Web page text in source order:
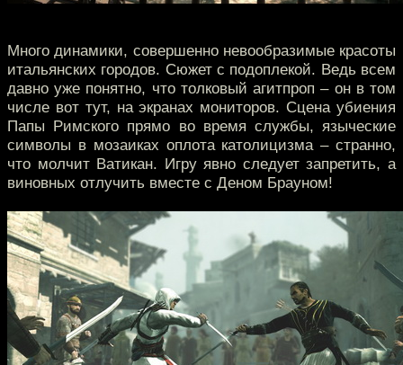
Много динамики, совершенно невообразимые красоты
итальянских городов. Сюжет с подоплекой. Ведь всем
давно уже понятно, что толковый агитпроп – он в том
числе вот тут, на экранах мониторов. Сцена убиения
Папы Римского прямо во время службы, языческие
символы в мозаиках оплота католицизма – странно,
что молчит Ватикан. Игру явно следует запретить, а
виновных отлучить вместе с Деном Брауном!